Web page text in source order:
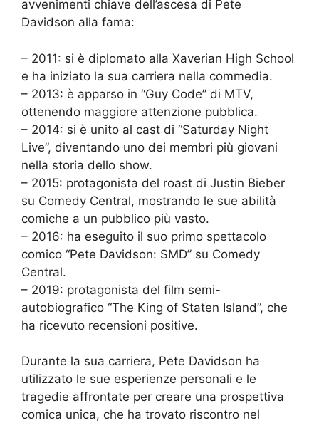
avvenimenti chiave dell’ascesa di Pete
Davidson alla fama:
– 2011: si è diplomato alla Xaverian High School
e ha iniziato la sua carriera nella commedia.
– 2013: è apparso in “Guy Code” di MTV,
ottenendo maggiore attenzione pubblica.
– 2014: si è unito al cast di “Saturday Night
Live”, diventando uno dei membri più giovani
nella storia dello show.
– 2015: protagonista del roast di Justin Bieber
su Comedy Central, mostrando le sue abilità
comiche a un pubblico più vasto.
– 2016: ha eseguito il suo primo spettacolo
comico “Pete Davidson: SMD” su Comedy
Central.
– 2019: protagonista del film semi-
autobiografico “The King of Staten Island”, che
ha ricevuto recensioni positive.
Durante la sua carriera, Pete Davidson ha
utilizzato le sue esperienze personali e le
tragedie affrontate per creare una prospettiva
comica unica, che ha trovato riscontro nel